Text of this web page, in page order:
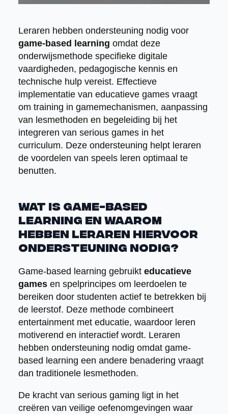
Leraren hebben ondersteuning nodig voor
game-based learning omdat deze
onderwijsmethode specifieke digitale
vaardigheden, pedagogische kennis en
technische hulp vereist. Effectieve
implementatie van educatieve games vraagt
om training in gamemechanismen, aanpassing
van lesmethoden en begeleiding bij het
integreren van serious games in het
curriculum. Deze ondersteuning helpt leraren
de voordelen van speels leren optimaal te
benutten.
Wat is game-based
learning en waarom
hebben leraren hiervoor
ondersteuning nodig?
Game-based learning gebruikt educatieve
gamesen spelprincipes om leerdoelen te
bereiken door studenten actief te betrekken bij
de leerstof. Deze methode combineert
entertainment met educatie, waardoor leren
motiverend en interactief wordt. Leraren
hebben ondersteuning nodig omdat game-
based learning een andere benadering vraagt
dan traditionele lesmethoden.
De kracht van serious gaming ligt in het
creëren van veilige oefenomgevingen waar